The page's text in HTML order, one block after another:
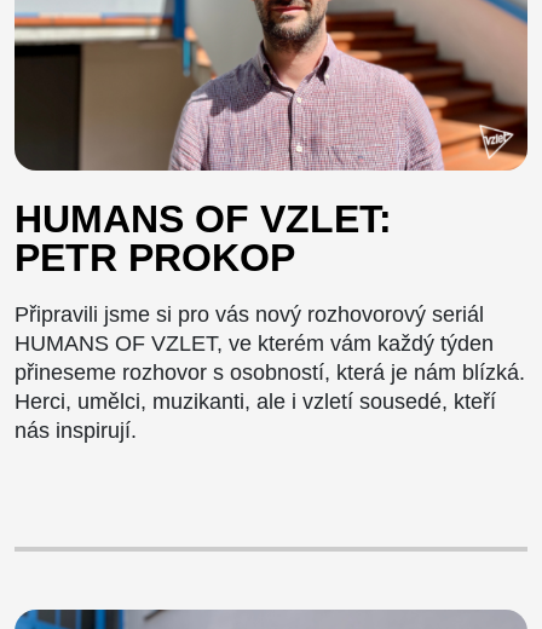
HUMANS OF VZLET:
PETR PROKOP
Připravili jsme si pro vás nový rozhovorový seriál
HUMANS OF VZLET, ve kterém vám každý týden
přineseme rozhovor s osobností, která je nám blízká.
Herci, umělci, muzikanti, ale i vzletí sousedé, kteří
nás inspirují.